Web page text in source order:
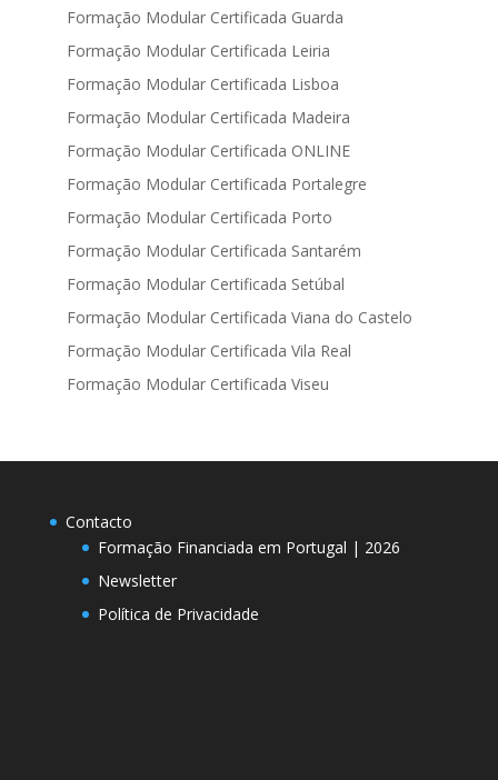
Formação Modular Certificada Guarda
Formação Modular Certificada Leiria
Formação Modular Certificada Lisboa
Formação Modular Certificada Madeira
Formação Modular Certificada ONLINE
Formação Modular Certificada Portalegre
Formação Modular Certificada Porto
Formação Modular Certificada Santarém
Formação Modular Certificada Setúbal
Formação Modular Certificada Viana do Castelo
Formação Modular Certificada Vila Real
Formação Modular Certificada Viseu
Contacto
Formação Financiada em Portugal | 2026
Newsletter
Política de Privacidade